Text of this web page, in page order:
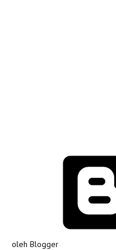
oleh Blogger